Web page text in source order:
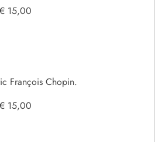
€ 15,00
François Chopin.
€ 15,00